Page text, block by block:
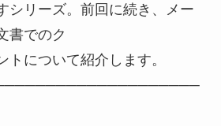
シリーズ。前回に続き、メー
書でのク
トについて紹介します。